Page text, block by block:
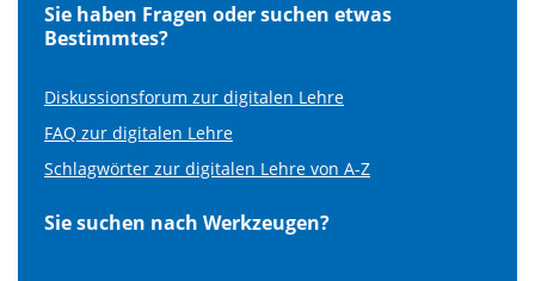
Sie haben Fragen oder suchen etwas
Bestimmtes?
Diskussionsforum zur digitalen Lehre
FAQ zur digitalen Lehre
Schlagwörter zur digitalen Lehre von A-Z
Sie suchen nach Werkzeugen?